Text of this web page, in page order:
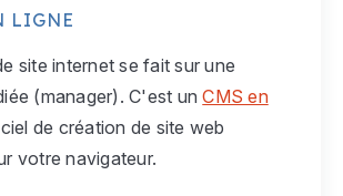
LIGNE
site internet se fait sur une
(manager). C'est unCMS en
de création de site web
votre navigateur.